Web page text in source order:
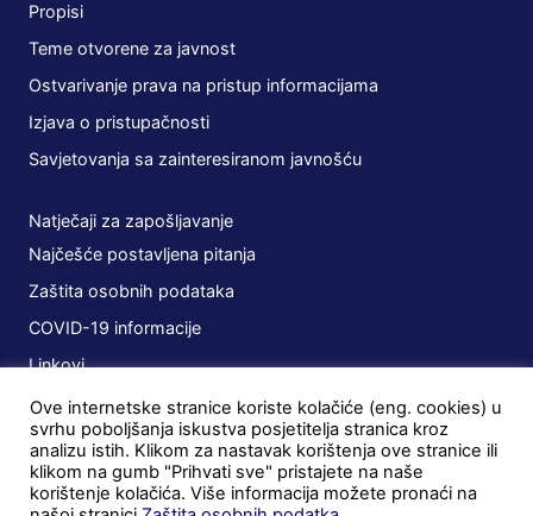
Propisi
Teme otvorene za javnost
Ostvarivanje prava na pristup informacijama
Izjava o pristupačnosti
Savjetovanja sa zainteresiranom javnošću
Natječaji za zapošljavanje
Najčešće postavljena pitanja
Zaštita osobnih podataka
COVID-19 informacije
Linkovi
Planovi
Javna nabava
Ugovori
Ove internetske stranice koriste kolačiće (eng. cookies) u
svrhu poboljšanja iskustva posjetitelja stranica kroz
analizu istih. Klikom za nastavak korištenja ove stranice ili
klikom na gumb "Prihvati sve" pristajete na naše
korištenje kolačića. Više informacija možete pronaći na